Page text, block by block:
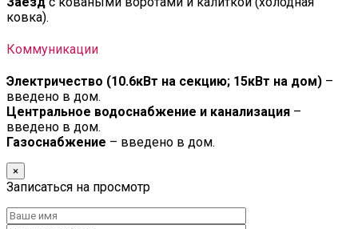
ковка).
Коммуникации
Электричество (10.6кВт на секцию; 15кВт на дом) –
введено в дом.
Центральное водоснабжение и канализация –
введено в дом.
Газоснабжение – введено в дом.
×
Записаться на просмотр